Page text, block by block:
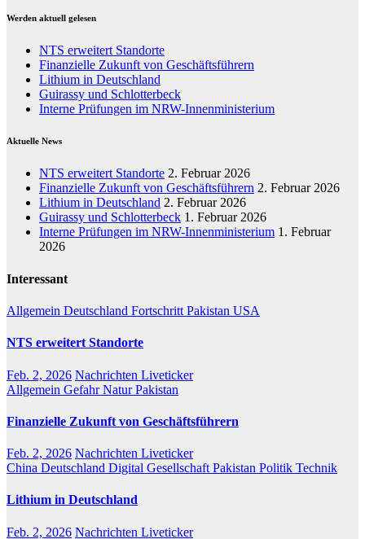
Werden aktuell gelesen
NTS erweitert Standorte
Finanzielle Zukunft von Geschäftsführern
Lithium in Deutschland
Guirassy und Schlotterbeck
Interne Prüfungen im NRW-Innenministerium
Aktuelle News
NTS erweitert Standorte 2. Februar 2026
Finanzielle Zukunft von Geschäftsführern 2. Februar 2026
Lithium in Deutschland 2. Februar 2026
Guirassy und Schlotterbeck 1. Februar 2026
Interne Prüfungen im NRW-Innenministerium 1. Februar
2026
Interessant
Allgemein Deutschland Fortschritt Pakistan USA
NTS erweitert Standorte
Feb. 2, 2026 Nachrichten Liveticker
Allgemein GefahrNaturPakistan
Finanzielle Zukunft von Geschäftsführern
Feb. 2, 2026 Nachrichten Liveticker
China Deutschland Digital Gesellschaft Pakistan Politik Technik
Lithium in Deutschland
Feb. 2, 2026 Nachrichten Liveticker